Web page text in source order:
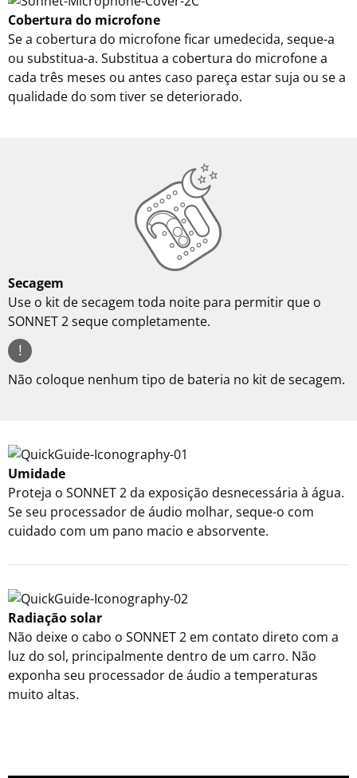
Cobertura do microfone
Se a cobertura do microfone ficar umedecida, seque-a
ou substitua-a. Substitua a cobertura do microfone a
cada três meses ou antes caso pareça estar suja ou se a
qualidade do som tiver se deteriorado.
Secagem
Use o kit de secagem toda noite para permitir que o
SONNET 2 seque completamente.
!
Não coloque nenhum tipo de bateria no kit de secagem.
Umidade
Proteja o SONNET 2 da exposição desnecessária à água.
Se seu processador de áudio molhar, seque-o com
cuidado com um pano macio e absorvente.
Radiação solar
Não deixe o cabo o SONNET 2 em contato direto com a
luz do sol, principalmente dentro de um carro. Não
exponha seu processador de áudio a temperaturas
muito altas.